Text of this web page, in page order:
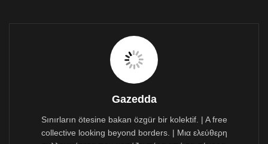
koşulların yaratılacağı sürdürülebilir ve uygulanabilir bir
çözüme yönelik işbirliği yapmayı reddettiğini vurguladı.
Kilim, Tatar’ın bu tutumunun Kıbrıslıtürklerin
menfaatlerine aykırı olduğunu ve adanın geleceğini
tehlikeye attığını kaydetti. Kilim ayrıca, Volt’un Kıbrıs’ın
çalışmaya devam edeceğini ve bu hedefe ulaşmak için
her türlü çabayı göstereceğini ifade etti.
Gazedda
Sınırların ötesine bakan özgür bir kolektif. | A free
collective looking beyond borders. | Μια ελεύθερη